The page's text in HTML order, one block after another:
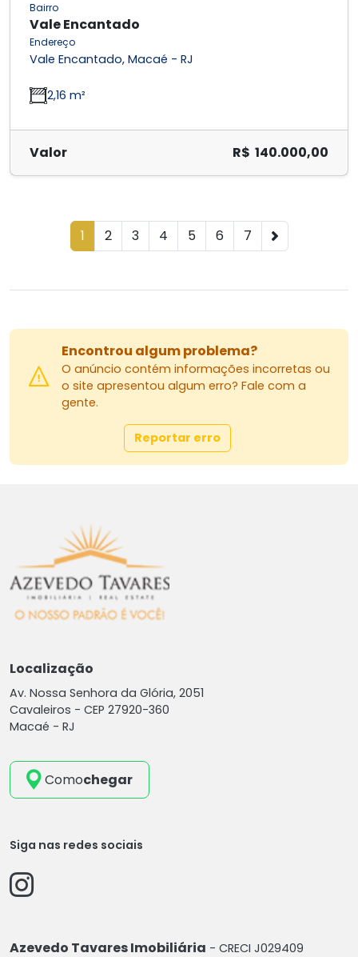
Bairro
Vale Encantado
Endereço
Vale Encantado, Macaé - RJ
2,16 m²
Valor R$ 140.000,00
1 2 3 4 5 6 7
Encontrou algum problema?
O anúncio contém informações incorretas ou
o site apresentou algum erro? Fale com a
gente.
Reportar erro
Localização
Av. Nossa Senhora da Glória, 2051
Cavaleiros - CEP 27920-360
Macaé - RJ
Comochegar
Siga nas redes sociais
Azevedo Tavares Imobiliária - CRECI J029409